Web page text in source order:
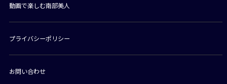
動画で楽しむ南部美人
プライバシーポリシー
お問い合わせ